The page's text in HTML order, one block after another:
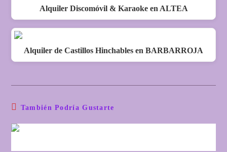
Alquiler Discomóvil & Karaoke en ALTEA
Alquiler de Castillos Hinchables en BARBARROJA
También Podría Gustarte